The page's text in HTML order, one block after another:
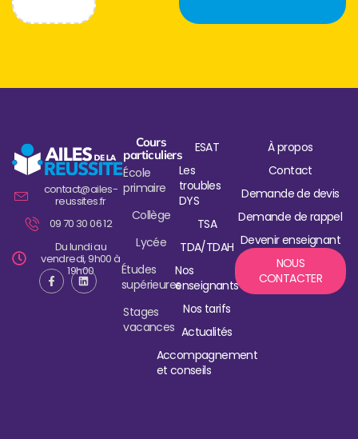
contact@ailes-
reussites.fr
09 70 30 06 12
Du lundi au
vendredi, 9h00 à
19h00
Cours
particuliers
École
primaire
Collège
Lycée
Études
supérieures
Stages
vacances
ESAT
Les
troubles
DYS
TSA
TDA/TDAH
Nos
enseignants
Nos tarifs
Actualités
Accompagnement
et conseils
À propos
Contact
Demande de devis
Demande de rappel
Devenir enseignant
NOUS
CONTACTER